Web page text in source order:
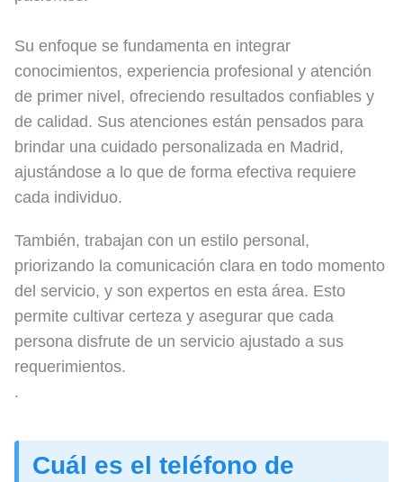
Su enfoque se fundamenta en integrar
conocimientos, experiencia profesional y atención
de primer nivel, ofreciendo resultados confiables y
de calidad. Sus atenciones están pensados para
brindar una cuidado personalizada en Madrid,
ajustándose a lo que de forma efectiva requiere
cada individuo.
También, trabajan con un estilo personal,
priorizando la comunicación clara en todo momento
del servicio, y son expertos en esta área. Esto
permite cultivar certeza y asegurar que cada
persona disfrute de un servicio ajustado a sus
requerimientos.
.
Cuál es el teléfono de